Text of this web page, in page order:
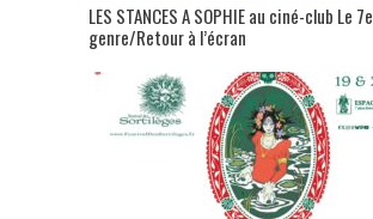
LES STANCES A SOPHIE au ciné-club Le 7e
genre/Retour à l’écran